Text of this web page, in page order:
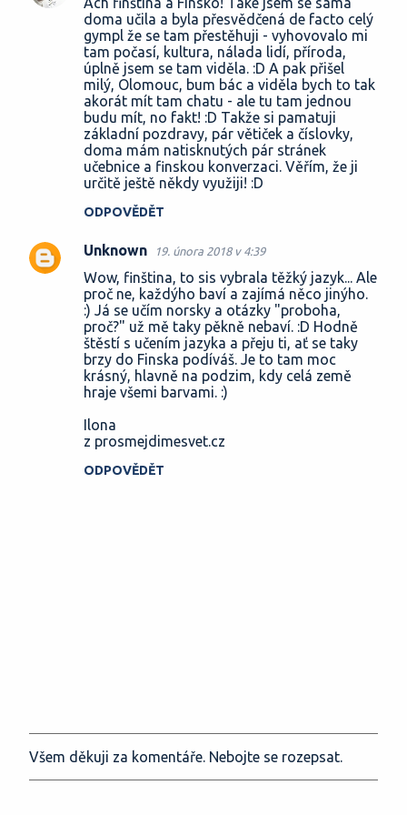
doma učila a byla přesvědčená de facto celý
gympl že se tam přestěhuji - vyhovovalo mi
tam počasí, kultura, nálada lidí, příroda,
úplně jsem se tam viděla. :D A pak přišel
milý, Olomouc, bum bác a viděla bych to tak
akorát mít tam chatu - ale tu tam jednou
budu mít, no fakt! :D Takže si pamatuji
základní pozdravy, pár větiček a číslovky,
doma mám natisknutých pár stránek
učebnice a finskou konverzaci. Věřím, že ji
určitě ještě někdy využiji! :D
ODPOVĚDĚT
Unknown 19. února 2018 v 4:39
Wow, finština, to sis vybrala těžký jazyk... Ale
proč ne, každýho baví a zajímá něco jinýho.
:) Já se učím norsky a otázky "proboha,
proč?" už mě taky pěkně nebaví. :D Hodně
štěstí s učením jazyka a přeju ti, ať se taky
brzy do Finska podíváš. Je to tam moc
krásný, hlavně na podzim, kdy celá země
hraje všemi barvami. :)
Ilona
z prosmejdimesvet.cz
ODPOVĚDĚT
O
k
Všem děkuji za komentáře. Nebojte se rozepsat.